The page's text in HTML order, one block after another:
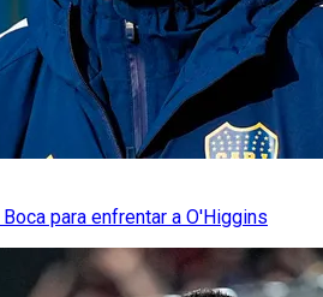
para enfrentar a O'Higgins